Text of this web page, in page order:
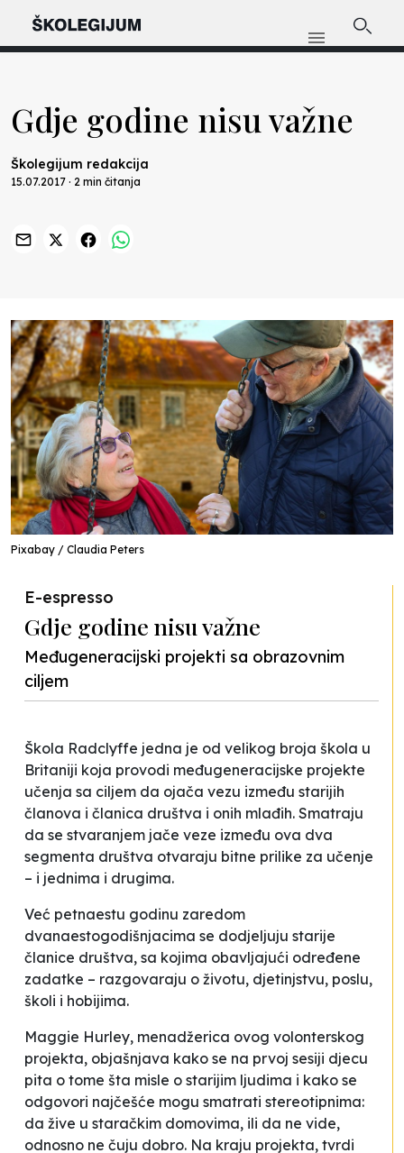
Gdje godine nisu važne
Školegijum redakcija
15.07.2017 · 2 min čitanja
Pixabay / Claudia Peters
E-espresso
Gdje godine nisu važne
Međugeneracijski projekti sa obrazovnim
ciljem
Škola Radclyffe jedna je od velikog broja škola u
Britaniji koja provodi međugeneracijske projekte
učenja sa ciljem da ojača vezu između starijih
članova i članica društva i onih mlađih. Smatraju
da se stvaranjem jače veze između ova dva
segmenta društva otvaraju bitne prilike za učenje
– i jednima i drugima.
Već petnaestu godinu zaredom
dvanaestogodišnjacima se dodjeljuju starije
članice društva, sa kojima obavljajući određene
zadatke – razgovaraju o životu, djetinjstvu, poslu,
školi i hobijima.
Maggie Hurley, menadžerica ovog volonterskog
projekta, objašnjava kako se na prvoj sesiji djecu
pita o tome šta misle o starijim ljudima i kako se
odgovori najčešće mogu smatrati stereotipnima:
da žive u staračkim domovima, ili da ne vide,
odnosno ne čuju dobro. Na kraju projekta, tvrdi